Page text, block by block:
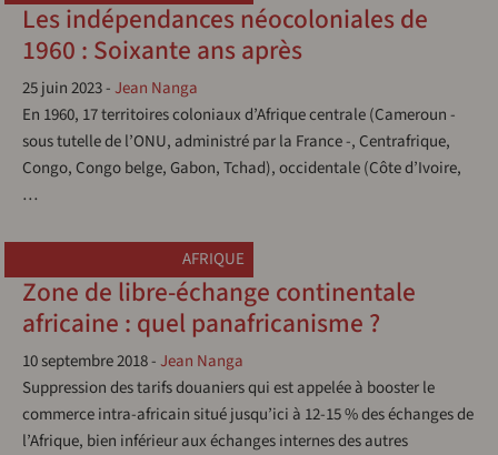
Les indépendances néocoloniales de
1960 : Soixante ans après
25 juin 2023-Jean Nanga
En 1960, 17 territoires coloniaux d’Afrique centrale (Cameroun -
sous tutelle de l’ONU, administré par la France -, Centrafrique,
Congo, Congo belge, Gabon, Tchad), occidentale (Côte d’Ivoire,
…
AFRIQUE
Zone de libre-échange continentale
africaine : quel panafricanisme ?
10 septembre 2018-Jean Nanga
Suppression des tarifs douaniers qui est appelée à booster le
commerce intra-africain situé jusqu’ici à 12-15 % des échanges de
l’Afrique, bien inférieur aux échanges internes des autres